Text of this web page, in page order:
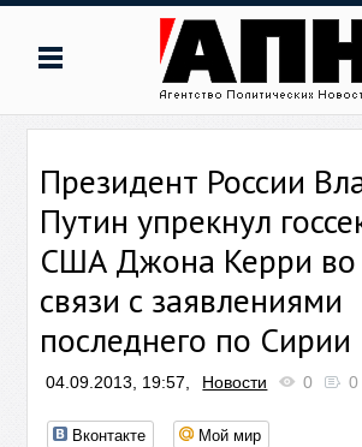
Президент России
Путин упрекнул
США Джона Керри во
связи с заявлениями
последнего по Сирии
04.09.2013, 19:57, Новости 0 0
Вконтакте Мой мир